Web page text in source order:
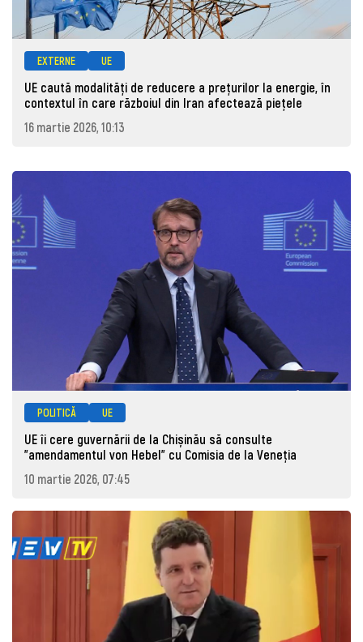
EXTERNE UE
UE caută modalități de reducere a prețurilor la energie, în
contextul în care războiul din Iran afectează piețele
16 martie 2026, 10:13
POLITICĂ UE
UE îi cere guvernării de la Chișinău să consulte
”amendamentul von Hebel” cu Comisia de la Veneția
10 martie 2026, 07:45